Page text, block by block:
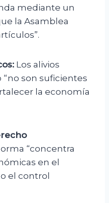
mediante un
la Asamblea
Los alivios
son suficientes
la economía
“concentra
en el
el control